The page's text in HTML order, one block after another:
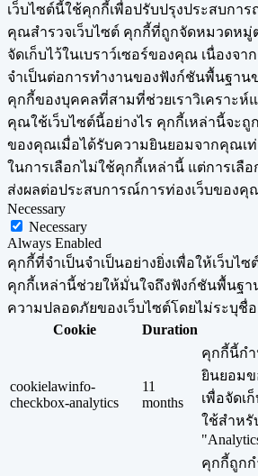
เว็บไซต์นี้ใช้คุกกี้เพื่อปรับปรุงประสบก
คุณสำรวจเว็บไซต์ คุกกี้ที่ถูกจัดหมวดหมู่
จัดเก็บไว้ในเบราว์เซอร์ของคุณ เนื่องจ
จำเป็นต่อการทำงานของฟังก์ชันพื้นฐานข
คุกกี้ของบุคคลที่สามที่ช่วยเราวิเคราะห์
คุณใช้เว็บไซต์นี้อย่างไร คุกกี้เหล่านี้จะถูก
ของคุณเมื่อได้รับความยินยอมจากคุณเ
ในการเลือกไม่ใช้คุกกี้เหล่านี้ แต่การเลื
ส่งผลต่อประสบการณ์การท่องเว็บของคุ
Necessary
Necessary
Always Enabled
คุกกี้ที่จำเป็นจำเป็นอย่างยิ่งเพื่อให้เว็บไ
คุกกี้เหล่านี้ช่วยให้มั่นใจถึงฟังก์ชันพื้น
ความปลอดภัยของเว็บไซต์โดยไม่ระบุชื่อ
Cookie
Duration
cookielawinfo-
checkbox-analytics
11
months
คุกกี้นี้ก
ยินยอมข
เพื่อจัดเ
ใช้สำห
คุกกี้ถูก